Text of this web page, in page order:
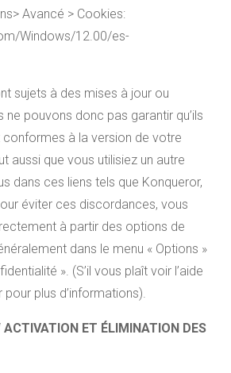
Avancé > Cookies:
Windows/12.00/es-
sujets à des mises à jour ou
pouvons donc pas garantir qu’ils
à la version de votre
aussi que vous utilisiez un autre
dans ces liens tels que Konqueror,
éviter ces discordances, vous
à partir des options de
dans le menu « Options »
». (S’il vous plaît voir l’aide
plus d’informations).
ET ÉLIMINATION DES